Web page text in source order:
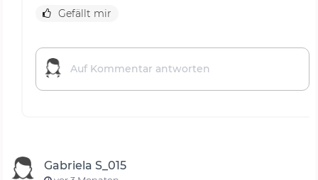
Gefällt mir
Gabriela S_015